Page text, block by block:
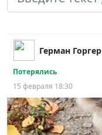
Герман Горгер
Потерялись
15 февраля 18:30